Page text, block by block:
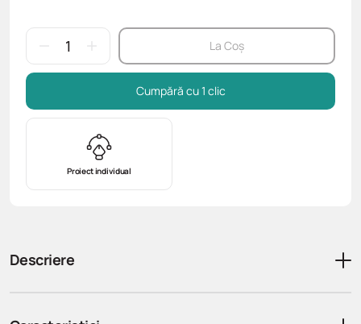
Proiect individual
La Coș
Cumpără cu 1 clic
Descriere